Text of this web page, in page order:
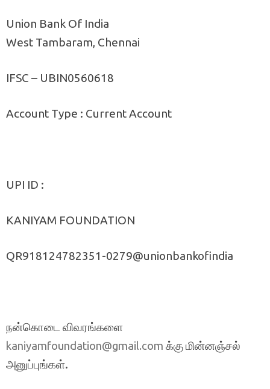
Union Bank Of India
West Tambaram, Chennai
IFSC – UBIN0560618
Account Type : Current Account
UPI ID :
KANIYAM FOUNDATION
QR918124782351-0279@unionbankofindia
நன்கொடை விவரங்களை
kaniyamfoundation@gmail.com க்கு மின்னஞ்சல்
அனுப்புங்கள்.